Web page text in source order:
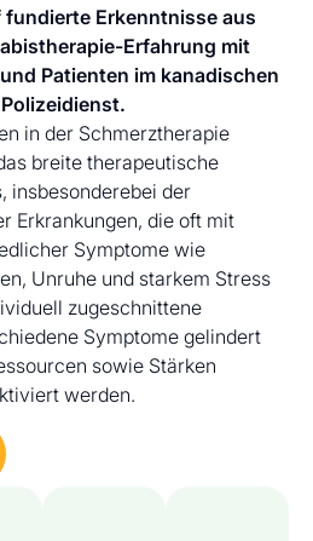
Erkenntnisse aus
Erfahrung mit
Patienten im kanadischen
in der Schmerztherapie
breite therapeutische
insbesonderebei der
Erkrankungen, die oft mit
Symptome wie
Unruhe und starkem Stress
zugeschnittene
Symptome gelindert
sowie Stärken
werden.